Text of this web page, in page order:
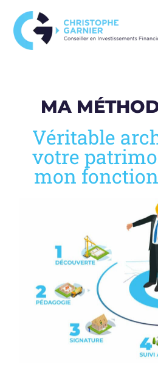
MA
Véritable
votre
mon